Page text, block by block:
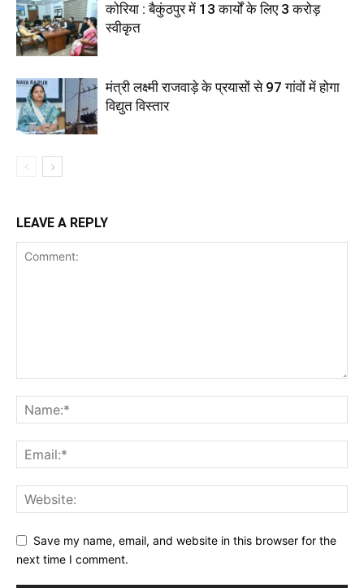
कोरिया : बैकुंठपुर में 13 कार्यों के लिए 3 करोड़
स्वीकृत
मंत्री लक्ष्मी राजवाड़े के प्रयासों से 97 गांवों में होगा
विद्युत विस्तार
LEAVE A REPLY
Save my name, email, and website in this browser for the
next time I comment.